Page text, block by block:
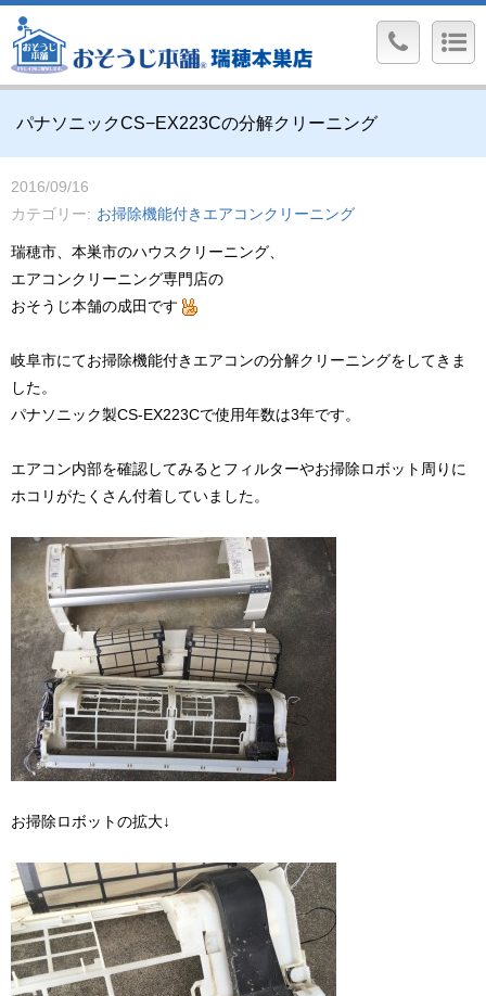
パナソニックCS−EX223Cの分解クリーニング
2016/09/16
カテゴリー
お掃除機能付きエアコンクリーニング
瑞穂市、本巣市のハウスクリーニング、
エアコンクリーニング専門店の
おそうじ本舗の成田です
岐阜市にてお掃除機能付きエアコンの分解クリーニングをしてきま
した。
パナソニック製CS-EX223Cで使用年数は3年です。
エアコン内部を確認してみるとフィルターやお掃除ロボット周りに
ホコリがたくさん付着していました。
お掃除ロボットの拡大↓